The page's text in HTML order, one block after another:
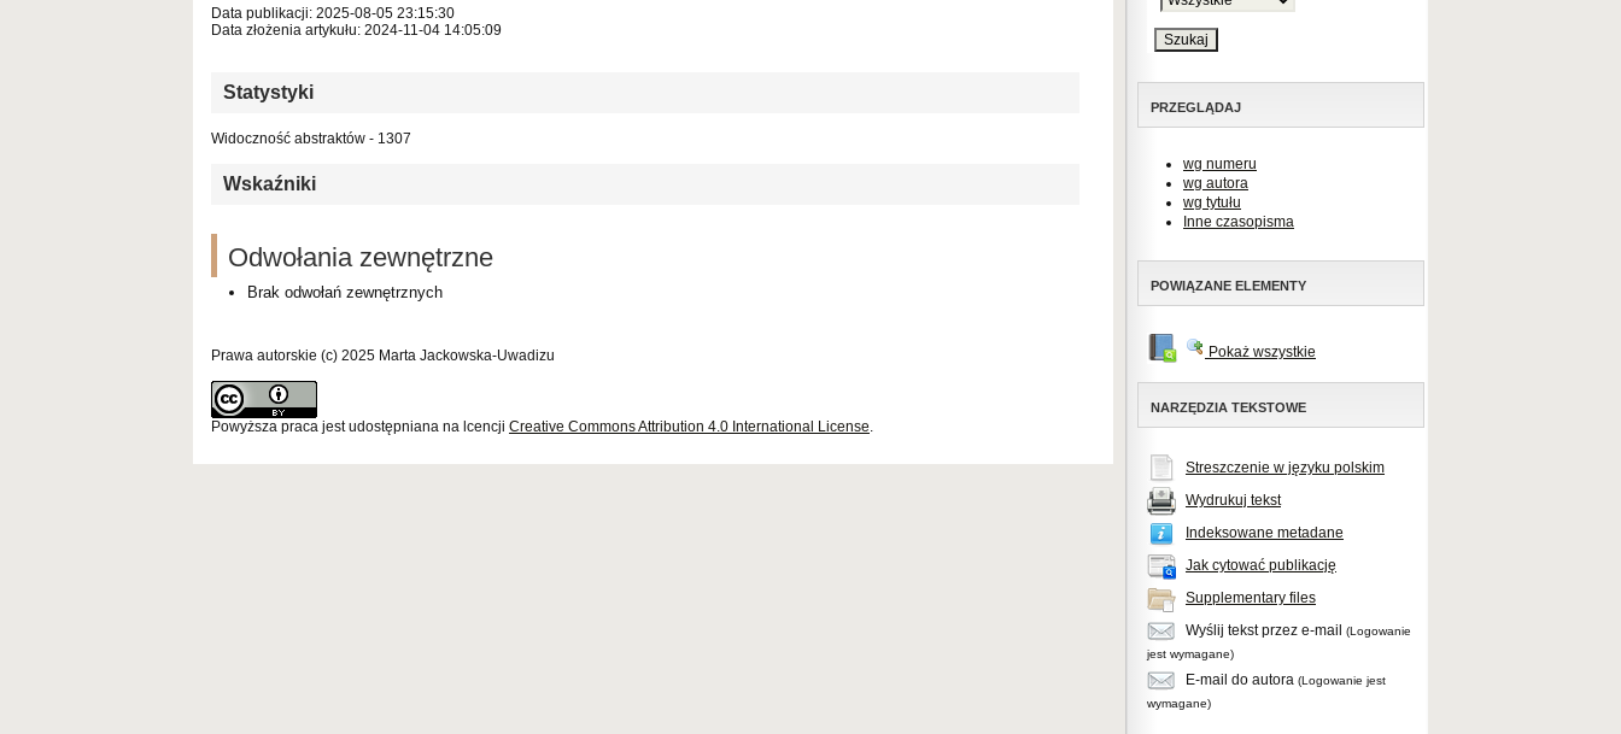
PRZEGLĄDAJ
wg numeru
wg autora
wg tytułu
Inne czasopisma
POWIĄZANE ELEMENTY
Pokaż wszystkie
NARZĘDZIA TEKSTOWE
Streszczenie w języku polskim
Wydrukuj tekst
Indeksowane metadane
Jak cytować publikację
Supplementary files
Wyślij tekst przez e-mail
(Logowanie
jest wymagane)
E-mail do autora (Logowanie jest
wymagane)
Data publikacji: 2025-08-05 23:15:30
Data złożenia artykułu: 2024-11-04 14:05:09
Statystyki
Widoczność abstraktów - 1307
Wskaźniki
Odwołania zewnętrzne
Brak odwołań zewnętrznych
Prawa autorskie (c) 2025 Marta Jackowska-Uwadizu
Powyższa praca jest udostępniana na lcencji Creative Commons Attribution 4.0 International License.